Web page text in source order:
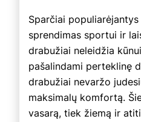
Sparčiai
sprendimas sportui ir
drabužiai neleidžia
pašalindami perteklinę
drabužiai nevaržo
maksimalų komfortą.
vasarą, tiek žiemą ir